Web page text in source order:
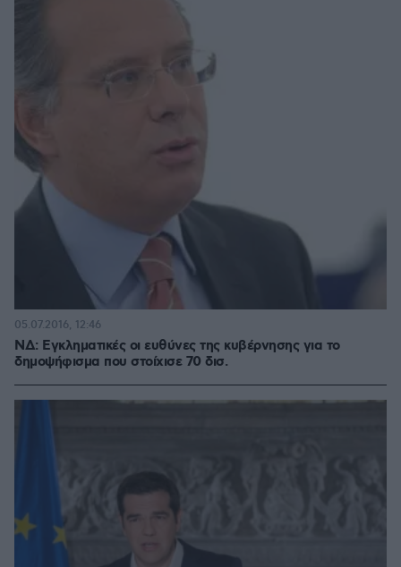
ΝΔ: Εγκληματικές οι ευθύνες της κυβέρνησης για το
δημοψήφισμα που στοίχισε 70 δισ.
05.07.2016, 12:46